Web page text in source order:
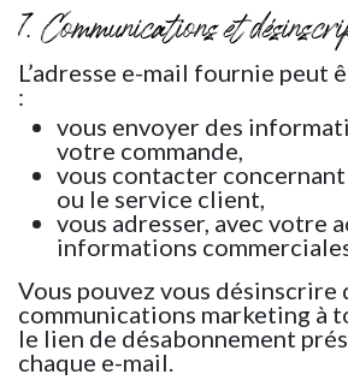
7. Communications et
L’adresse e-mail fournie peut
:
vous envoyer des
votre commande,
vous contacter
ou le service client,
vous adresser, avec votre
informations
Vous pouvez vous désinscrire
communications marketing à
le lien de désabonnement
chaque e-mail.